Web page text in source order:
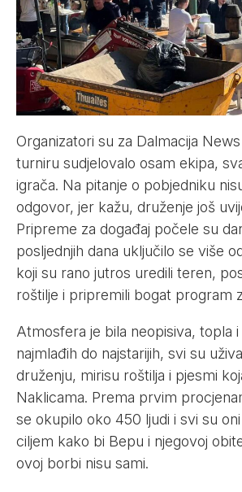
Organizatori su za Dalmacija
turniru sudjelovalo osam ekipa,
igrača. Na pitanje o pobjedniku
odgovor, jer kažu, druženje još
Pripreme za događaj počele su
posljednjih dana uključilo se više
koji su rano jutros uredili teren,
roštilje i pripremili bogat program
Atmosfera je bila neopisiva, topla i
najmlađih do najstarijih, svi su
druženju, mirisu roštilja i pjesmi
Naklicama. Prema prvim
se okupilo oko 450 ljudi i svi su
ciljem kako bi Bepu i njegovoj
ovoj borbi nisu sami.